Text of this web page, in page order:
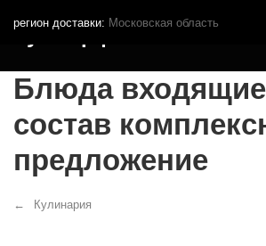
регион доставки: Московская область
Кутья.рф
Блюда
состав
предложение
Кулинария